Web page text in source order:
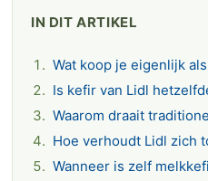
IN DIT ARTIKEL
Wat koop je eigenlijk
Is kefir van Lidl
Waarom draait
Hoe verhoudt Lidl zich
Wanneer is zelf